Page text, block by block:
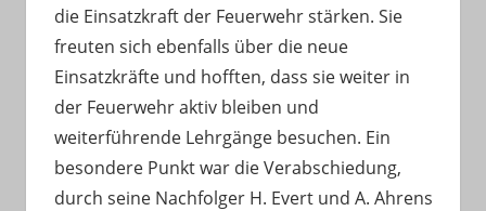
die Einsatzkraft der Feuerwehr stärken. Sie
freuten sich ebenfalls über die neue
Einsatzkräfte und hofften, dass sie weiter in
der Feuerwehr aktiv bleiben und
weiterführende Lehrgänge besuchen. Ein
besondere Punkt war die Verabschiedung,
durch seine Nachfolger H. Evert und A. Ahrens